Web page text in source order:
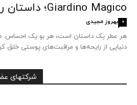
Giardino Magico؛ داستان رایحه‌های خاص
بهروز مجیدی 0
دنیایی از رایحه‌ها و مراقبت‌های پوستی خلق
شرکتهای